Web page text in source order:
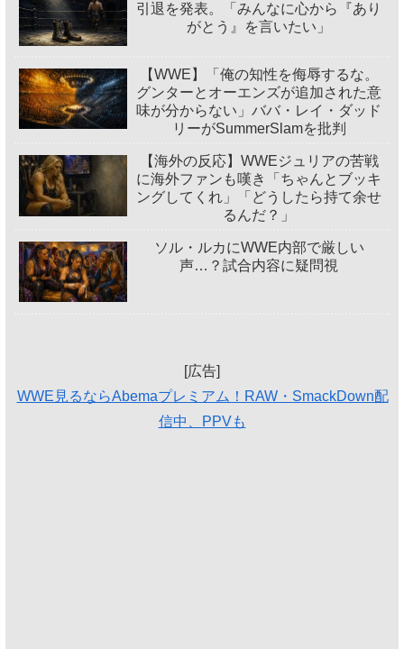
引退を発表。「みんなに心から『あり
がとう』を言いたい」
【WWE】「俺の知性を侮辱するな。
グンターとオーエンズが追加された意
味が分からない」ババ・レイ・ダッド
リーがSummerSlamを批判
【海外の反応】WWEジュリアの苦戦
に海外ファンも嘆き「ちゃんとブッキ
ングしてくれ」「どうしたら持て余せ
るんだ？」
ソル・ルカにWWE内部で厳しい
声…？試合内容に疑問視
[広告]
WWE見るならAbemaプレミアム！RAW・SmackDown配
信中、PPVも